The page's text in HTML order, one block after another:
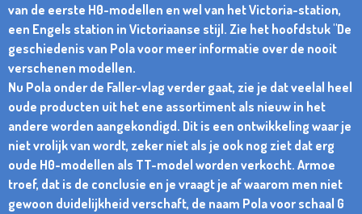
van de eerste H0-modellen en wel van het Victoria-station,
een Engels station in Victoriaanse stijl. Zie het hoofdstuk "De
geschiedenis van Pola voor meer informatie over de nooit
verschenen modellen.
Nu Pola onder de Faller-vlag verder gaat, zie je dat veelal heel
oude producten uit het ene assortiment als nieuw in het
andere worden aangekondigd. Dit is een ontwikkeling waar je
niet vrolijk van wordt, zeker niet als je ook nog ziet dat erg
oude H0-modellen als TT-model worden verkocht. Armoe
troef, dat is de conclusie en je vraagt je af waarom men niet
gewoon duidelijkheid verschaft, de naam Pola voor schaal G